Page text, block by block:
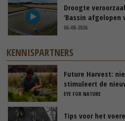
Droogte
‘Bassin afgelopen
06-08-2026
KENNISPARTNERS
Future Harvest:
stimuleert de
Nederland
EYE FOR NATURE
Tips voor het